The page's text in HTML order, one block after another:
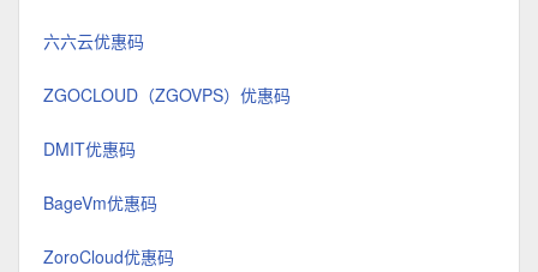
六六云优惠码
ZGOCLOUD（ZGOVPS）优惠码
DMIT优惠码
BageVm优惠码
ZoroCloud优惠码